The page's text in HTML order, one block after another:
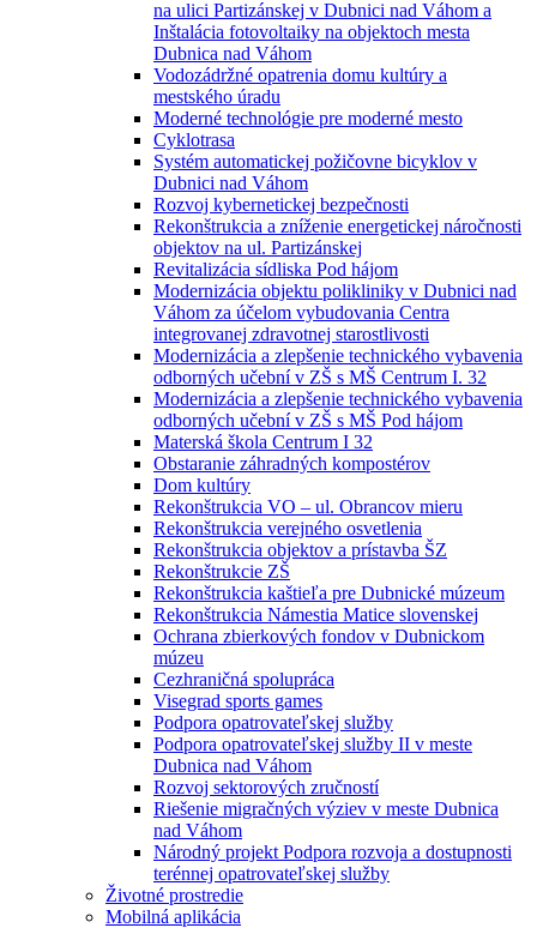
na ulici Partizánskej v Dubnici nad Váhom a
Inštalácia fotovoltaiky na objektoch mesta
Dubnica nad Váhom
Vodozádržné opatrenia domu kultúry a
mestského úradu
Moderné technológie pre moderné mesto
Cyklotrasa
Systém automatickej požičovne bicyklov v
Dubnici nad Váhom
Rozvoj kybernetickej bezpečnosti
Rekonštrukcia a zníženie energetickej náročnosti
objektov na ul. Partizánskej
Revitalizácia sídliska Pod hájom
Modernizácia objektu polikliniky v Dubnici nad
Váhom za účelom vybudovania Centra
integrovanej zdravotnej starostlivosti
Modernizácia a zlepšenie technického vybavenia
odborných učební v ZŠ s MŠ Centrum I. 32
Modernizácia a zlepšenie technického vybavenia
odborných učební v ZŠ s MŠ Pod hájom
Materská škola Centrum I 32
Obstaranie záhradných kompostérov
Dom kultúry
Rekonštrukcia VO – ul. Obrancov mieru
Rekonštrukcia verejného osvetlenia
Rekonštrukcia objektov a prístavba ŠZ
Rekonštrukcie ZŠ
Rekonštrukcia kaštieľa pre Dubnické múzeum
Rekonštrukcia Námestia Matice slovenskej
Ochrana zbierkových fondov v Dubnickom
múzeu
Cezhraničná spolupráca
Visegrad sports games
Podpora opatrovateľskej služby
Podpora opatrovateľskej služby II v meste
Dubnica nad Váhom
Rozvoj sektorových zručností
Riešenie migračných výziev v meste Dubnica
nad Váhom
Národný projekt Podpora rozvoja a dostupnosti
terénnej opatrovateľskej služby
Životné prostredie
Mobilná aplikácia